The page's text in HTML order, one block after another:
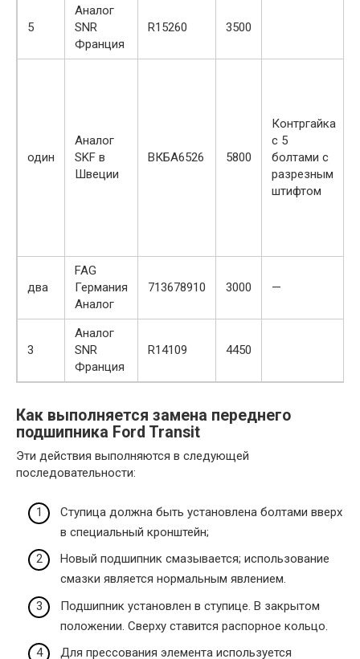
5
Аналог
SNR
Франция
R15260 3500
один
Аналог
SKF в
Швеции
ВКБА6526 5800
Контргайка
с 5
болтами с
разрезным
штифтом
два
FAG
Германия
Аналог
713678910 3000 —
3
Аналог
SNR
Франция
R14109 4450
Как выполняется замена переднего
подшипника Ford Transit
Эти действия выполняются в следующей
последовательности:
Ступица должна быть установлена ​​болтами вверх
в специальный кронштейн;
Новый подшипник смазывается; использование
смазки является нормальным явлением.
Подшипник установлен в ступице. В закрытом
положении. Сверху ставится распорное кольцо.
Для прессования элемента используется